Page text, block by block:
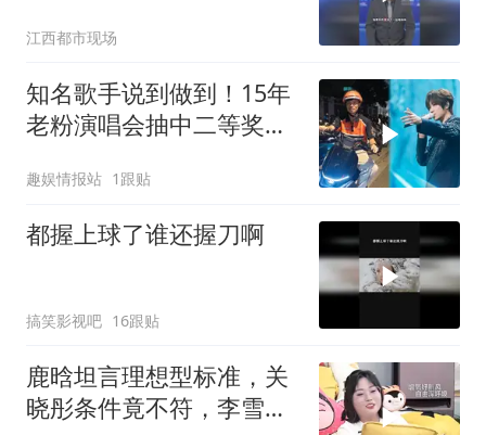
保险的电动车
江西都市现场
知名歌手说到做到！15年
老粉演唱会抽中二等奖还
福看哭网友
趣娱情报站 1跟贴
都握上球了谁还握刀啊
搞笑影视吧 16跟贴
鹿晗坦言理想型标准，关
晓彤条件竟不符，李雪琴